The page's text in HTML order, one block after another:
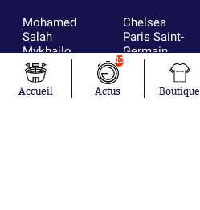
Mohamed
Salah
Mykhailo
Mudryk
Neymar
Khalis Merah
Chelsea
Paris Saint-
Germain
Bordeaux
Olympique
lyonnais
Accueil
10
Actus Boutique